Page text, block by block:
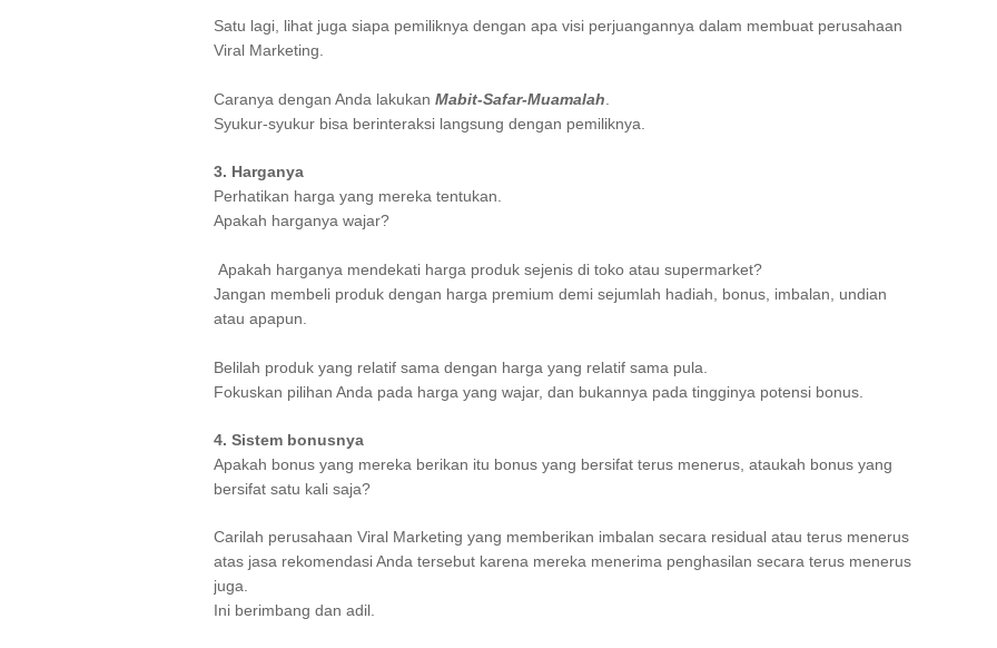
Satu lagi, lihat juga siapa pemiliknya dengan apa visi perjuangannya dalam membuat perusahaan
Viral Marketing.
Caranya dengan Anda lakukan Mabit-Safar-Muamalah
Syukur-syukur bisa berinteraksi langsung dengan pemiliknya.
3. Harganya
Perhatikan harga yang mereka tentukan.
Apakah harganya wajar?
Apakah harganya mendekati harga produk sejenis di toko atau supermarket?
Jangan membeli produk dengan harga premium demi sejumlah hadiah, bonus, imbalan, undian
atau apapun.
Belilah produk yang relatif sama dengan harga yang relatif sama pula.
Fokuskan pilihan Anda pada harga yang wajar, dan bukannya pada tingginya potensi bonus.
4. Sistem bonusnya
Apakah bonus yang mereka berikan itu bonus yang bersifat terus menerus, ataukah bonus yang
bersifat satu kali saja?
Carilah perusahaan Viral Marketing yang memberikan imbalan secara residual atau terus menerus
atas jasa rekomendasi Anda tersebut karena mereka menerima penghasilan secara terus menerus
juga.
Ini berimbang dan adil.